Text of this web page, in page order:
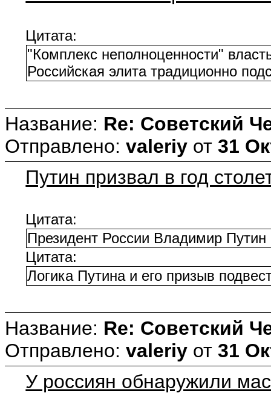
Цитата:
"Комплекс неполноценности"
Российская элита традиционно
Название: Re: Советский
Отправлено: valeriy от 31
Путин призвал в год
Цитата:
Президент России Владимир
Цитата:
Логика Путина и его призыв
Название: Re: Советский
Отправлено: valeriy от 31
У россиян обнаружили